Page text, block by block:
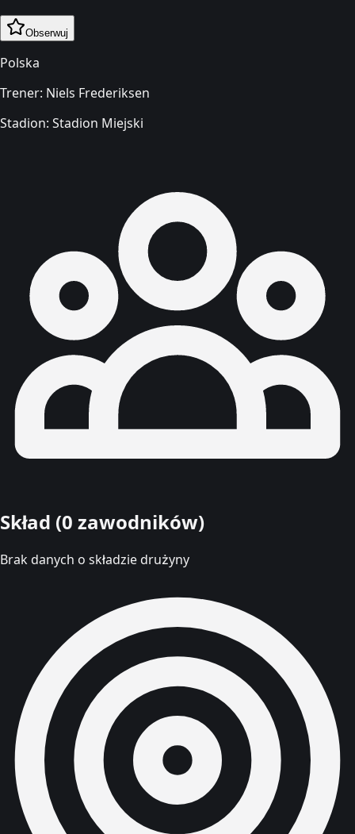
Obserwuj
Polska
Trener: Niels Frederiksen
Stadion: Stadion Miejski
Skład (0 zawodników)
Brak danych o składzie drużyny